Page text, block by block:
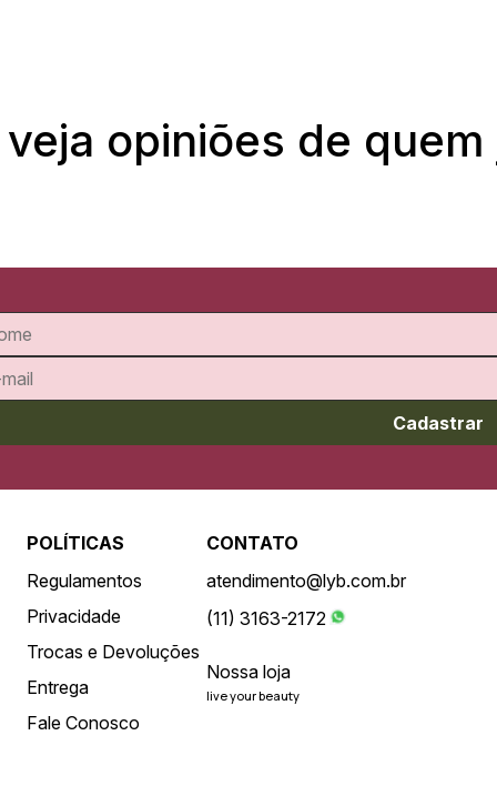
opiniões de
Cadastrar
POLÍTICAS
Regulamentos
Privacidade
Trocas e Devoluções
Entrega
Fale Conosco
CONTATO
atendimento@lyb.com.br
(11) 3163-2172
Nossa loja
live your beauty